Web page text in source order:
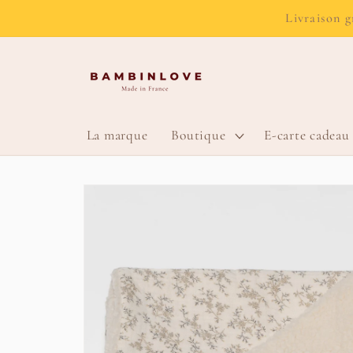
Livraison
La marque Boutique E-carte cadeau